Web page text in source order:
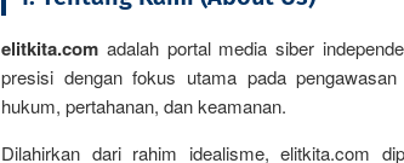
elitkita.com adalah portal media siber
presisi dengan fokus utama pada
hukum, pertahanan, dan keamanan.
Dilahirkan dari rahim idealisme, elitkita.com